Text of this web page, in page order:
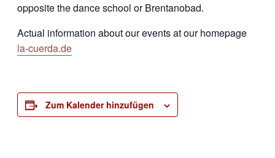
opposite the dance school or Brentanobad.
Actual information about our events at our homepage
la-cuerda.de
Zum Kalender hinzufügen